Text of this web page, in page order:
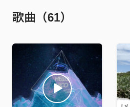
歌曲（61）